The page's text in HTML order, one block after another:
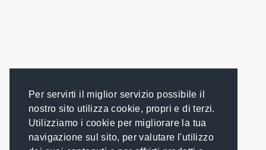
Per servirti il miglior servizio possibile il
nostro sito utilizza cookie, propri e di terzi.
Utilizziamo i cookie per migliorare la tua
navigazione sul sito, per valutare l'utilizzo